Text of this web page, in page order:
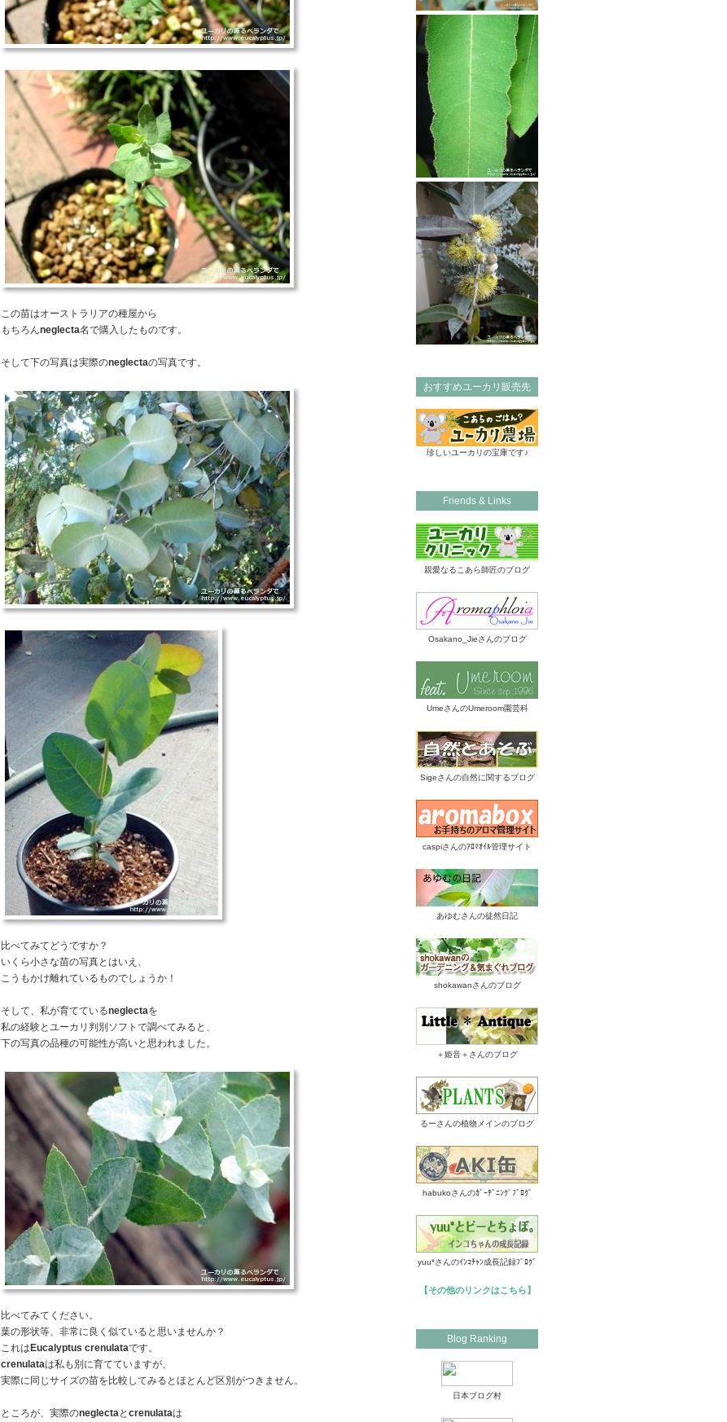
この苗はオーストラリアの種屋から
もちろんneglecta名で購入したものです。
そして下の写真は実際のneglectaの写真です。
比べてみてどうですか？
いくら小さな苗の写真とはいえ、
こうもかけ離れているものでしょうか！
そして、私が育てているneglectaを
私の経験とユーカリ判別ソフトで調べてみると、
下の写真の品種の可能性が高いと思われました。
比べてみてください。
葉の形状等、非常に良く似ていると思いませんか？
これは Eucalyptus crenulataです。
crenulataは私も別に育てていますが、
実際に同じサイズの苗を比較してみるとほとんど区別がつきません。
ところが、実際のneglectaと crenulataは
おすすめユーカリ販売先
珍しいユーカリの宝庫です♪
Friends & Links
親愛なるこあら師匠のブログ
Osakano_Jieさんのブログ
UmeさんのUmeroom園芸科
Sigeさんの自然に関するブログ
caspiさんのｱﾛﾏｵｲﾙ管理サイト
あゆむさんの徒然日記
shokawanさんのブログ
＋姫音＋さんのブログ
るーさんの植物メインのブログ
habukoさんのｶﾞｰﾃﾞﾆﾝｸﾞﾌﾞﾛｸﾞ
yuu*さんのｲﾝｺﾁｬﾝ成長記録ﾌﾞﾛｸﾞ
【その他のリンクはこちら】
Blog Ranking
日本ブログ村